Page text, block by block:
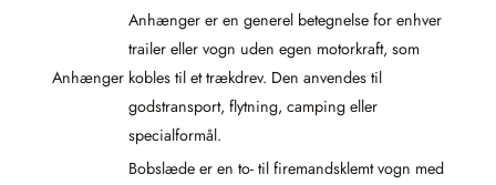
Anhænger
Anhænger er en generel betegnelse for enhver
trailer eller vogn uden egen motorkraft, som
kobles til et trækdrev. Den anvendes til
godstransport, flytning, camping eller
specialformål.
Bobslæde er en to- til firemandsklemt vogn med